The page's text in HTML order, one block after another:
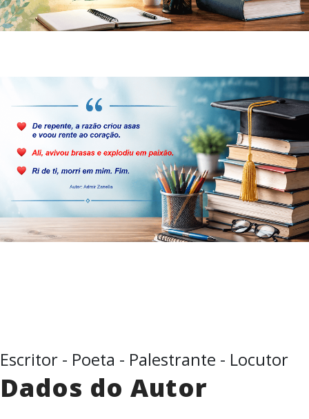
Escritor - Poeta - Palestrante - Locutor
Dados do Autor